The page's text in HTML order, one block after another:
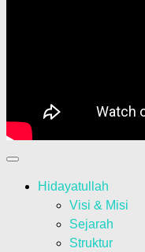
Hidayatullah
Visi & Misi
Sejarah
Struktur